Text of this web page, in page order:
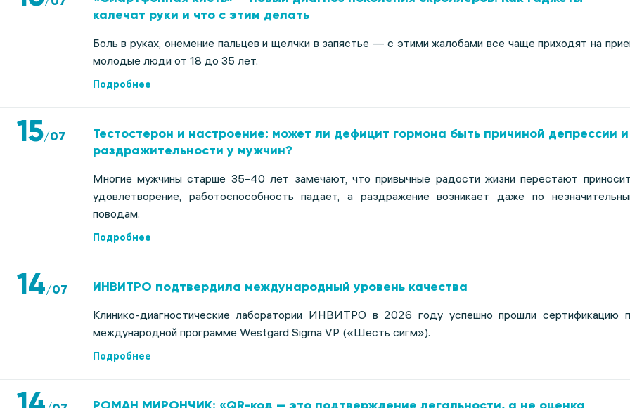
калечат руки и что с этим делать
Боль в руках, онемение пальцев и щелчки в запястье — с этими жалобами все чаще приходят на
молодые люди от 18 до 35 лет.
Подробнее
15/07
Тестостерон и настроение: может ли дефицит гормона быть причиной депрессии и
раздражительности у мужчин?
Многие мужчины старше 35–40 лет замечают, что привычные радости жизни перестают
удовлетворение, работоспособность падает, а раздражение возникает даже по
поводам.
Подробнее
14/07 ИНВИТРО подтвердила международный уровень качества
Клинико-диагностические лаборатории ИНВИТРО в 2026 году успешно прошли сертификацию
международной программе Westgard Sigma VP («Шесть сигм»).
Подробнее